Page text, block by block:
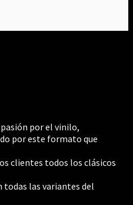
por el vinilo,
por este formato que
clientes todos los clásicos
todas las variantes del